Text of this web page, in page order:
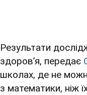
Результати
здоровʼя, передає
школах, де не
з математики, ніж